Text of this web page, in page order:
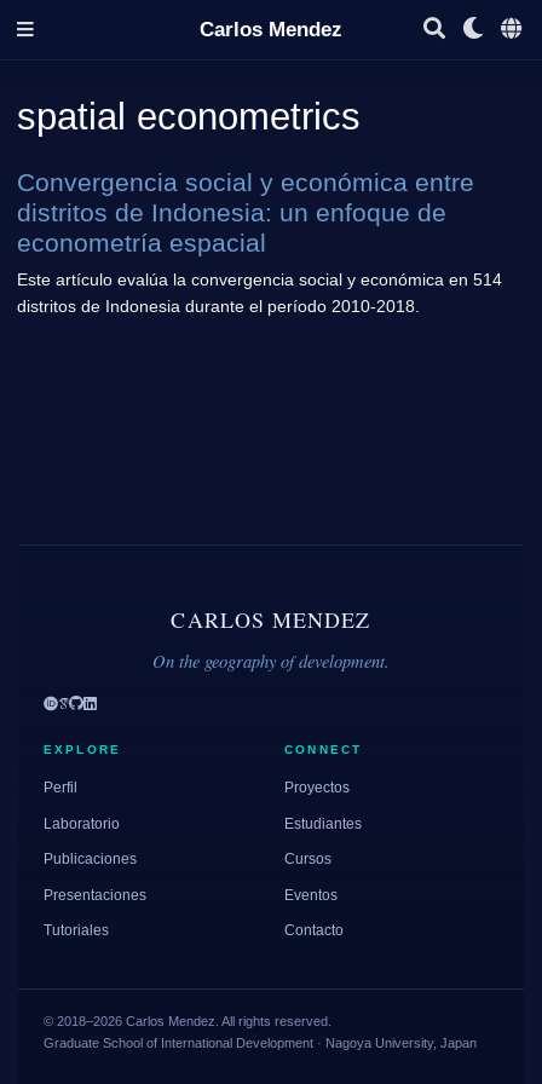
Carlos Mendez
spatial econometrics
Convergencia social y económica entre
distritos de Indonesia: un enfoque de
econometría espacial
Este artículo evalúa la convergencia social y económica en 514
distritos de Indonesia durante el período 2010-2018.
CARLOS MENDEZ
On the geography of development.
EXPLORE
Perfil
Laboratorio
Publicaciones
Presentaciones
Tutoriales
CONNECT
Proyectos
Estudiantes
Cursos
Eventos
Contacto
© 2018–2026 Carlos Mendez. All rights reserved.
Graduate School of International Development · Nagoya University, Japan